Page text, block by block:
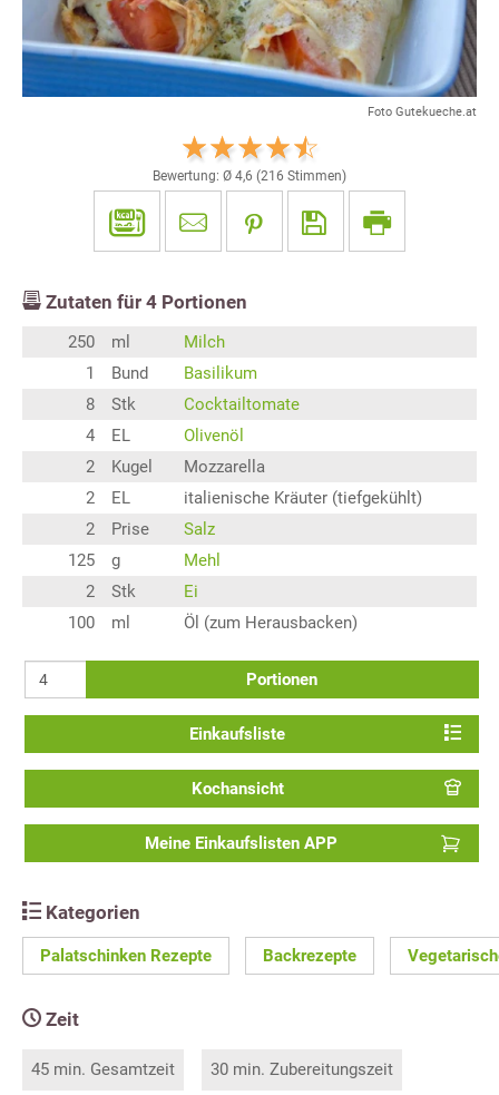
Foto Gutekueche.at
Bewertung: Ø 4,6 (216 Stimmen)
Zutaten für 4 Portionen
250 ml
Milch
1
Bund
Basilikum
8
Stk
Cocktailtomate
4
EL
Olivenöl
2
Kugel
Mozzarella
2
EL
italienische Kräuter (tiefgekühlt)
2
Prise
Salz
125
g
Mehl
2
Stk
Ei
100
ml Öl (zum Herausbacken)
Portionen
Einkaufsliste
Kochansicht
Meine Einkaufslisten APP
Kategorien
Palatschinken Rezepte Backrezepte
Zeit
45 min. Gesamtzeit 30 min. Zubereitungszeit